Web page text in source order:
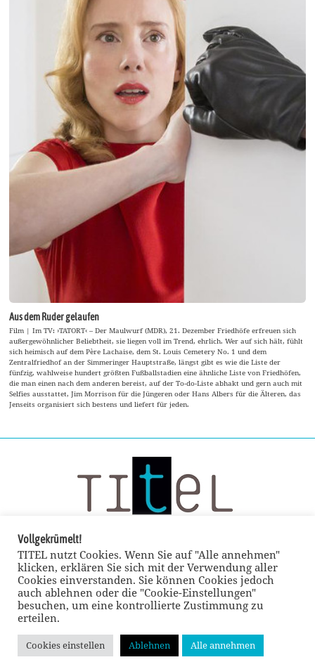
Aus dem Ruder gelaufen
Film | Im TV: ›TATORT‹ – Der Maulwurf (MDR), 21. Dezember Friedhöfe erfreuen sich
außergewöhnlicher Beliebtheit, sie liegen voll im Trend, ehrlich. Wer auf sich hält, fühlt
sich heimisch auf dem Père Lachaise, dem St. Louis Cemetery No. 1 und dem
Zentralfriedhof an der Simmeringer Hauptstraße, längst gibt es wie die Liste der
fünfzig, wahlweise hundert größten Fußballstadien eine ähnliche Liste von Friedhöfen,
die man einen nach dem anderen bereist, auf der To-do-Liste abhakt und gern auch mit
Selfies ausstattet, Jim Morrison für die Jüngeren oder Hans Albers für die Älteren, das
Jenseits organisiert sich bestens und liefert für jeden.
© TITEL kulturmagazin 2022
Vollgekrümelt!
TITEL nutzt Cookies. Wenn Sie auf "Alle annehmen"
klicken, erklären Sie sich mit der Verwendung aller
Cookies einverstanden. Sie können Cookies jedoch
auch ablehnen oder die "Cookie-Einstellungen"
besuchen, um eine kontrollierte Zustimmung zu
erteilen.
Cookies einstellen Ablehnen Alle annehmen